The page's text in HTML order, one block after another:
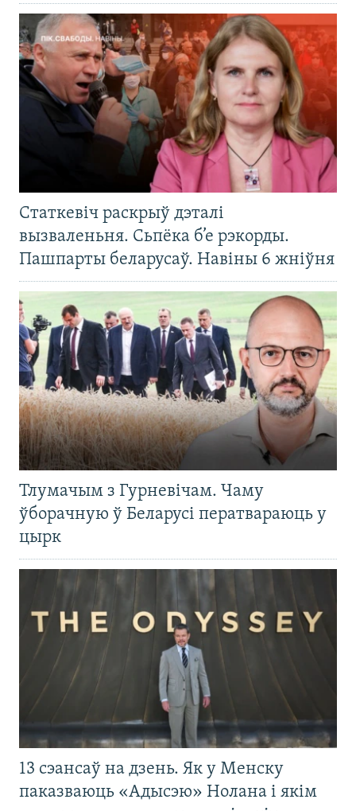
Статкевіч раскрыў дэталі
вызваленьня. Сьпёка б’е рэкорды.
Пашпарты беларусаў. Навіны 6 жніўня
Тлумачым з Гурневічам. Чаму
ўборачную ў Беларусі ператвараюць у
цырк
13 сэансаў на дзень. Як у Менску
паказваюць «Адысэю» Нолана і якім